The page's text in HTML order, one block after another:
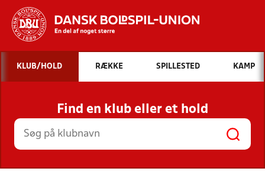
Hvad vil du søge efter?
INDHOLD OG NYHEDER
STILLINGER, RESULTATER, KLUBBER OG
HOLD
KLUB/HOLD RÆKKE SPILLESTED KAMP
Find en klub eller et hold